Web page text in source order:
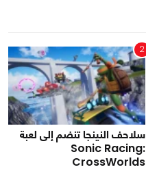
2
سلاحف النينجا تنضم إلى لعبة
Sonic Racing:
CrossWorlds